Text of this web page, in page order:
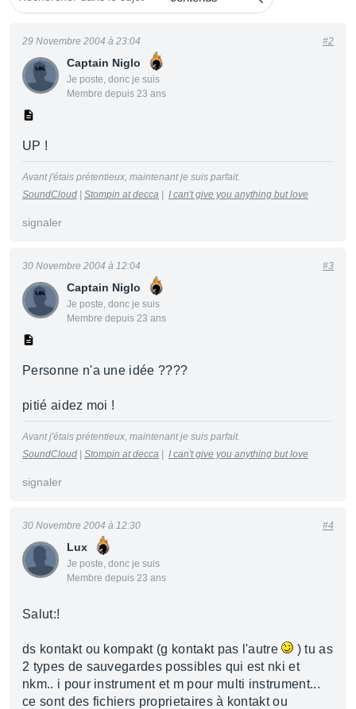
Captain Niglo
Je poste, donc je suis
Membre depuis 23 ans
29 Novembre 2004 à 23:04 #2
UP !
Avant j'étais prétentieux, maintenant je suis parfait.
SoundCloud
Stompin at decca I can't give you anything but love
signaler
Captain Niglo
Je poste, donc je suis
Membre depuis 23 ans
30 Novembre 2004 à 12:04 #3
Personne n'a une idée ????
pitié aidez moi !
Avant j'étais prétentieux, maintenant je suis parfait.
SoundCloud
Stompin at decca I can't give you anything but love
signaler
Lux
Je poste, donc je suis
Membre depuis 23 ans
30 Novembre 2004 à 12:30 #4
Salut:!
ds kontakt ou kompakt (g kontakt pas l'autre
) tu as
2 types de sauvegardes possibles qui est nki et
nkm.. i pour instrument et m pour multi instrument...
ce sont des fichiers proprietaires à kontakt ou